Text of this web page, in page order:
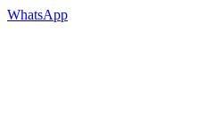
WhatsApp